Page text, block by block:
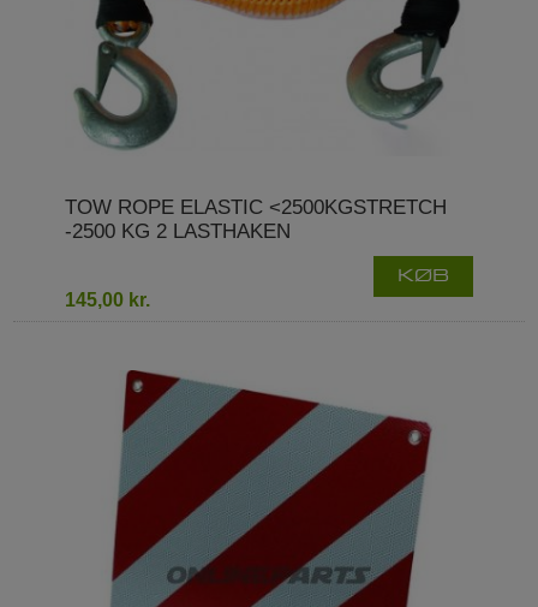
TOW ROPE ELASTIC <2500KGSTRETCH
-2500 KG 2 LASTHAKEN
145,00 kr.
KØB